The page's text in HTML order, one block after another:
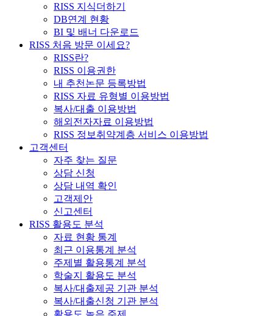
RISS 지식더하기
DB연계 현황
BI 및 배너 다운로드
RISS 처음 방문 이세요?
RISS란?
RISS 이용권한
내 추천논문 등록방법
RISS 자료 유형별 이용방법
복사/대출 이용방법
해외전자자료 이용방법
RISS 정보취약계층 서비스 이용방법
고객센터
자주 찾는 질문
상담 신청
상담 내역 확인
고객제안
신고센터
RISS 활용도 분석
자료 현황 통계
최근 이용통계 분석
주제별 활용통계 분석
학술지 활용도 분석
복사/대출제공 기관 분석
복사/대출신청 기관 분석
활용도 높은 주제